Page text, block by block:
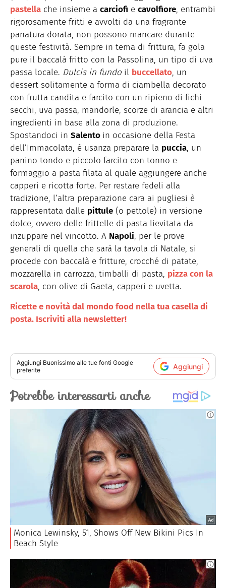
pastella che insieme a carciofi e cavolfiore, entrambi
rigorosamente fritti e avvolti da una fragrante
panatura dorata, non possono mancare durante
queste festività. Sempre in tema di frittura, fa gola
pure il baccalà fritto con la Passolina, un tipo di uva
passa locale. Dulcis in fundo il buccellato, un
dessert solitamente a forma di ciambella decorato
con frutta candita e farcito con un ripieno di fichi
secchi, uva passa, mandorle, scorze di arancia e altri
ingredienti in base alla zona di produzione.
Spostandoci in Salento in occasione della Festa
dell’Immacolata, è usanza preparare la puccia, un
panino tondo e piccolo farcito con tonno e
formaggio a pasta filata al quale aggiungere anche
capperi e ricotta forte. Per restare fedeli alla
tradizione, l’altra preparazione cara ai pugliesi è
rappresentata dalle pittule (o pettole) in versione
dolce, ovvero delle frittelle di pasta lievitata da
inzuppare nel vincotto. A Napoli, per le prove
generali di quella che sarà la tavola di Natale, si
procede con baccalà e fritture, crocché di patate,
mozzarella in carrozza, timballi di pasta, pizza con la
scarola, con olive di Gaeta, capperi e uvetta.
Ricette e novità dal mondo food nella tua casella di
posta. Iscriviti alla newsletter!
Aggiungi Buonissimo alle tue fonti Google
preferite
Aggiungi